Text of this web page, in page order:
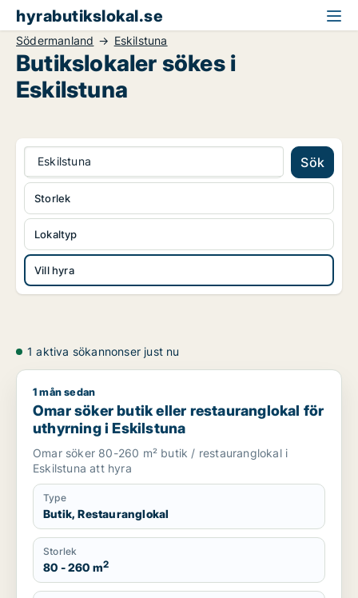
hyrabutikslokal.se
Södermanland Eskilstuna
Butikslokaler sökes i
Eskilstuna
Eskilstuna Sök
Lokaltyp
Vill hyra
Storlek
1 aktiva sökannonser just nu
Omar söker butik eller restauranglokal för uthyrning i
1 mån sedan
Omar söker butik eller restauranglokal för
uthyrning i Eskilstuna
Omar söker 80-260 m² butik / restauranglokal i
Eskilstuna att hyra
Type
Butik, Restauranglokal
Storlek
80 - 260 m2